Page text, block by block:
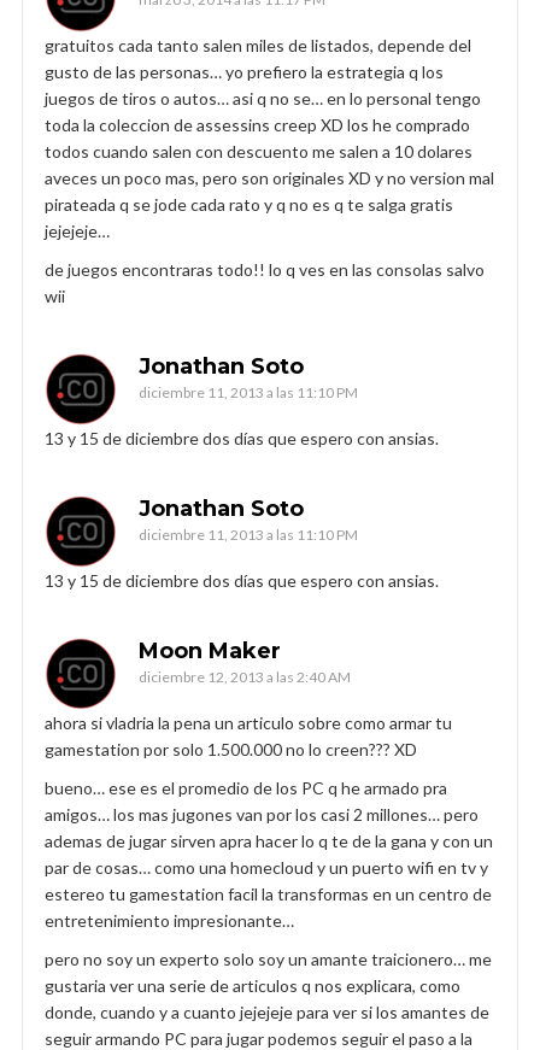
gratuitos cada tanto salen miles de listados, depende del
gusto de las personas… yo prefiero la estrategia q los
juegos de tiros o autos… asi q no se… en lo personal tengo
toda la coleccion de assessins creep XD los he comprado
todos cuando salen con descuento me salen a 10 dolares
aveces un poco mas, pero son originales XD y no version mal
pirateada q se jode cada rato y q no es q te salga gratis
jejejeje…
de juegos encontraras todo!! lo q ves en las consolas salvo
wii
Jonathan Soto
diciembre 11, 2013 a las 11:10 PM
13 y 15 de diciembre dos días que espero con ansias.
Jonathan Soto
diciembre 11, 2013 a las 11:10 PM
13 y 15 de diciembre dos días que espero con ansias.
Moon Maker
diciembre 12, 2013 a las 2:40 AM
ahora si vladria la pena un articulo sobre como armar tu
gamestation por solo 1.500.000 no lo creen??? XD
bueno… ese es el promedio de los PC q he armado pra
amigos… los mas jugones van por los casi 2 millones… pero
ademas de jugar sirven apra hacer lo q te de la gana y con un
par de cosas… como una homecloud y un puerto wifi en tv y
estereo tu gamestation facil la transformas en un centro de
entretenimiento impresionante…
pero no soy un experto solo soy un amante traicionero… me
gustaria ver una serie de articulos q nos explicara, como
donde, cuando y a cuanto jejejeje para ver si los amantes de
seguir armando PC para jugar podemos seguir el paso a la